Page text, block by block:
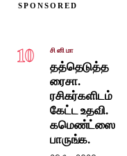
SPONSORED
10 சினிமா
தத்தெடுத்த
ரைசா.
ரசிகர்களிடம்
கேட்ட உதவி.
கமெண்ட்ஸை
பாருங்க.